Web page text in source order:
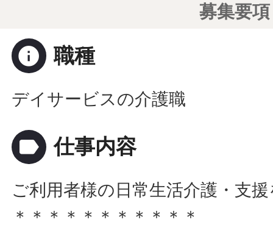
募集要項
info 職種
デイサービスの介護職
label 仕事内容
ご利用者様の日常生活介護・支
＊＊＊＊＊＊＊＊＊＊＊